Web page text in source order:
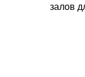
залов